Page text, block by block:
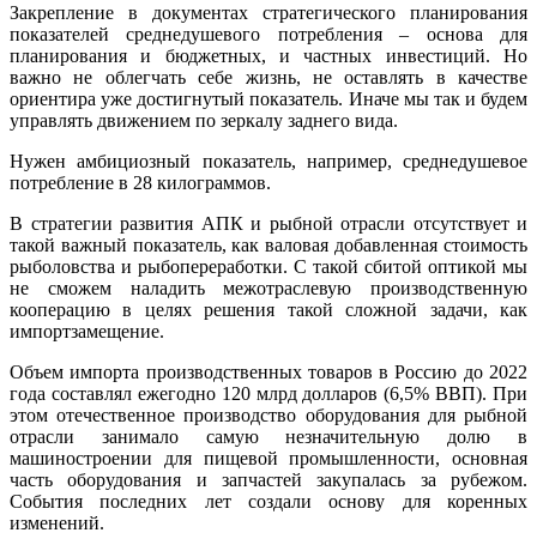
Закрепление в документах стратегического планирования
показателей среднедушевого потребления – основа для
планирования и бюджетных, и частных инвестиций. Но
важно не облегчать себе жизнь, не оставлять в качестве
ориентира уже достигнутый показатель. Иначе мы так и будем
управлять движением по зеркалу заднего вида.
Нужен амбициозный показатель, например, среднедушевое
потребление в 28 килограммов.
В стратегии развития АПК и рыбной отрасли отсутствует и
такой важный показатель, как валовая добавленная стоимость
рыболовства и рыбопереработки. С такой сбитой оптикой мы
не сможем наладить межотраслевую производственную
кооперацию в целях решения такой сложной задачи, как
импортзамещение.
Объем импорта производственных товаров в Россию до 2022
года составлял ежегодно 120 млрд долларов (6,5% ВВП). При
этом отечественное производство оборудования для рыбной
отрасли занимало самую незначительную долю в
машиностроении для пищевой промышленности, основная
часть оборудования и запчастей закупалась за рубежом.
События последних лет создали основу для коренных
изменений.